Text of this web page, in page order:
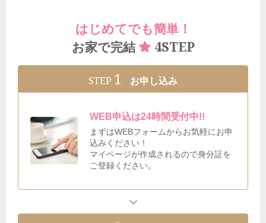
はじめてでも簡単！
お家で完結
4STEP
STEP 1 お申し込み
WEB申込は24時間受付中!!
まずはWEBフォームからお気軽にお申
込みください！
マイページが作成されるので身分証を
ご登録ください。